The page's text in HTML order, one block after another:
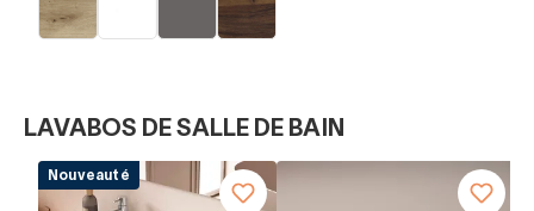
LAVABOS DE SALLE DE BAIN
Nouveauté